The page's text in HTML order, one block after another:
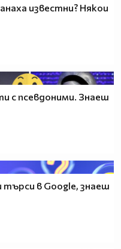
известни? Някои
с псевдоними. Знаеш
в Google, знаеш